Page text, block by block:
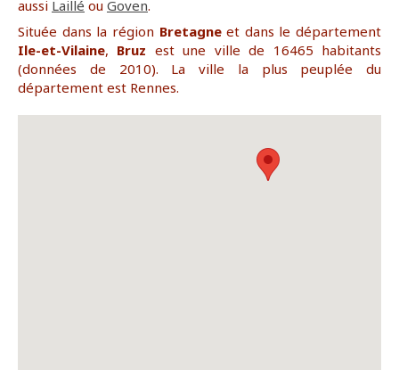
aussi Laillé ou Goven.
Située dans la région Bretagneet dans le département
Ile-et-Vilaine, Bruz est une ville de 16465 habitants
(données de 2010). La ville la plus peuplée du
département est Rennes.